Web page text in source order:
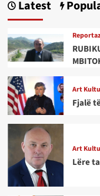
Latest
Art
Fjalë
Art
Lëre